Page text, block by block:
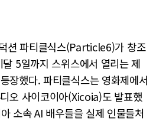
션 파티클식스(Particle6)가 창조
5일까지 스위스에서 열리는 제
장했다. 파티클식스는 영화제에서
오 사이코이아(Xicoia)도 발표했
소속 AI 배우들을 실제 인물들처